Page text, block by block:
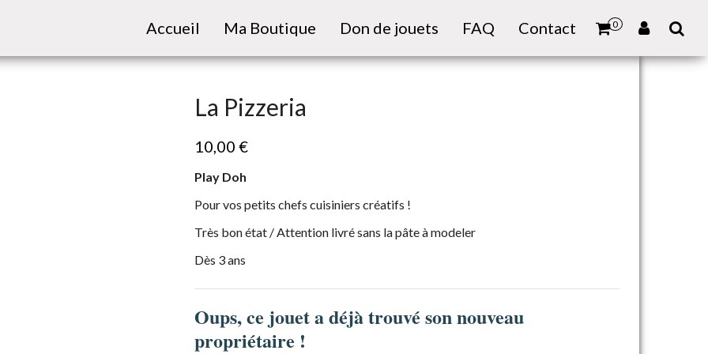
0
Accueil Ma Boutique Don de jouets FAQ Contact
La Pizzeria
10,00€
Play Doh
Pour vos petits chefs cuisiniers créatifs !
Très bon état / Attention livré sans la pâte à modeler
Dès 3 ans
Oups, ce jouet a déjà trouvé son nouveau
propriétaire !